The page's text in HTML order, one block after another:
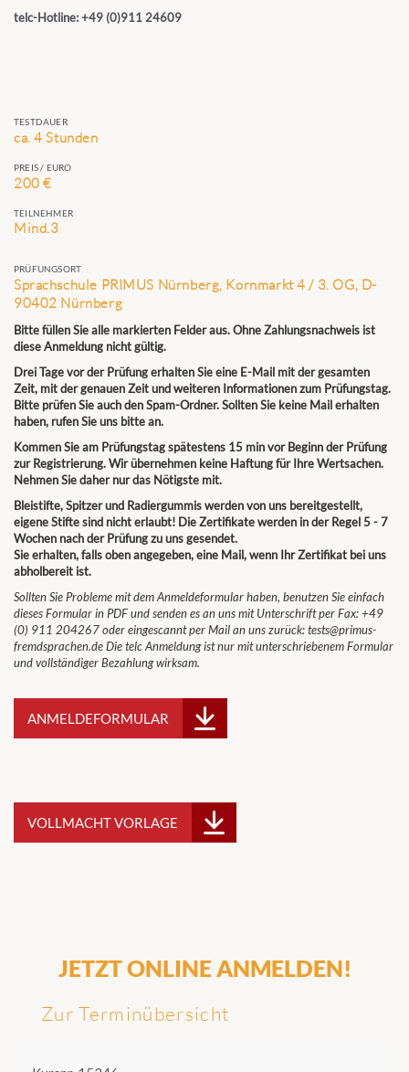
telc-Hotline: +49 (0)911 24609
TESTDAUER
ca. 4 Stunden
PREIS / EURO
200 €
TEILNEHMER
Mind.3
PRÜFUNGSORT
Sprachschule PRIMUS Nürnberg, Kornmarkt 4 / 3. OG, D-
90402 Nürnberg
Bitte füllen Sie alle markierten Felder aus. Ohne Zahlungsnachweis ist
diese Anmeldung nicht gültig.
Drei Tage vor der Prüfung erhalten Sie eine E-Mail mit der gesamten
Zeit, mit der genauen Zeit und weiteren Informationen zum Prüfungstag.
Bitte prüfen Sie auch den Spam-Ordner. Sollten Sie keine Mail erhalten
haben, rufen Sie uns bitte an.
Kommen Sie am Prüfungstag spätestens 15 min vor Beginn der Prüfung
zur Registrierung. Wir übernehmen keine Haftung für Ihre Wertsachen.
Nehmen Sie daher nur das Nötigste mit.
Bleistifte, Spitzer und Radiergummis werden von uns bereitgestellt,
eigene Stifte sind nicht erlaubt! Die Zertifikate werden in der Regel 5 - 7
Wochen nach der Prüfung zu uns gesendet.
Sie erhalten, falls oben angegeben, eine Mail, wenn Ihr Zertifikat bei uns
abholbereit ist.
Sollten Sie Probleme mit dem Anmeldeformular haben, benutzen Sie einfach
dieses Formular in PDF und senden es an uns mit Unterschrift per Fax: +49
(0) 911 204267 oder eingescannt per Mail an uns zurück: tests@primus-
fremdsprachen.de Die telc Anmeldung ist nur mit unterschriebenem Formular
und vollständiger Bezahlung wirksam.
ANMELDEFORMULAR
VOLLMACHT VORLAGE
JETZT ONLINE ANMELDEN!
Zur Terminübersicht